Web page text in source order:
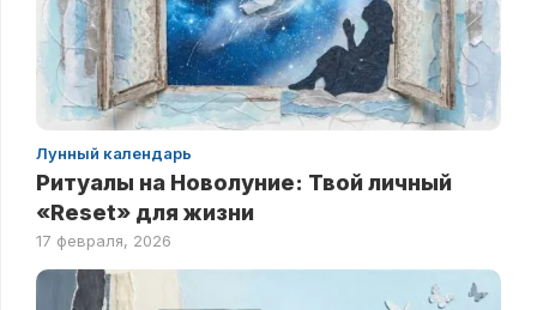
Лунный календарь
Ритуалы на Новолуние: Твой личный
«Reset» для жизни
17 февраля, 2026